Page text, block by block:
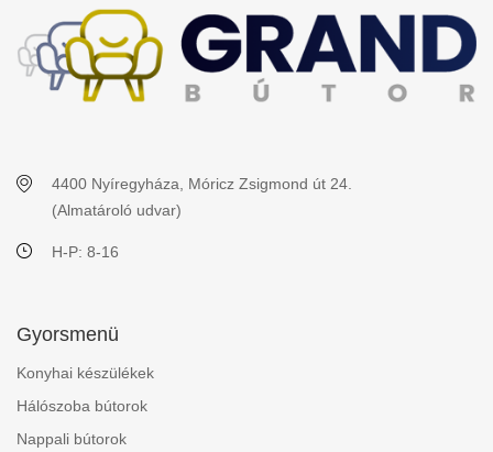
4400 Nyíregyháza, Móricz Zsigmond út 24.
(Almatároló udvar)
H-P: 8-16
Gyorsmenü
Konyhai készülékek
Hálószoba bútorok
Nappali bútorok